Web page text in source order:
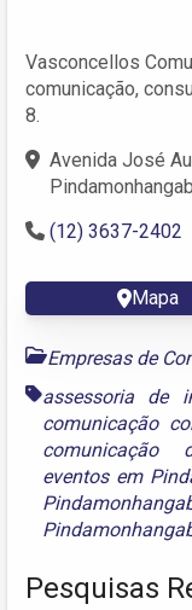
Vasconcellos
comunicação,
8.
Avenida José
(12) 3637-2402
Mapa
Empresas de
assessoria de
comunicação
comunicação
eventos em
Pesquisas